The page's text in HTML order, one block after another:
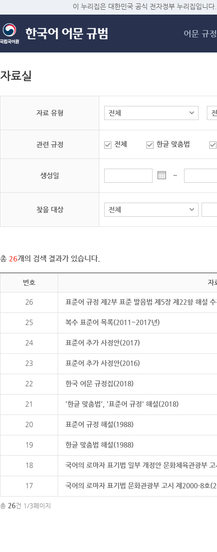
메
이 누리집은 대한민국 공식 전자정부 누리집입니다.
어문 규정
자료실
자료 유형
관련 규정 전체 한글 맞춤법
생성일 ~
찾을 대상
총 26개의 검색 결과가 있습니다.
번호 자
26 표준어 규정 제2부 표준 발음법 제5장 제22항 해설
25 복수 표준어 목록(2011~2017년)
24 표준어 추가 사정안(2017)
23 표준어 추가 사정안(2016)
22 한국 어문 규정집(2018)
21 '한글 맞춤법', '표준어 규정' 해설(2018)
20 표준어 규정 해설(1988)
19 한글 맞춤법 해설(1988)
18 국어의 로마자 표기법 일부 개정안 문화체육관광부
17 국어의 로마자 표기법 문화관광부 고시 제2000-8호
총 26건 1/3페이지